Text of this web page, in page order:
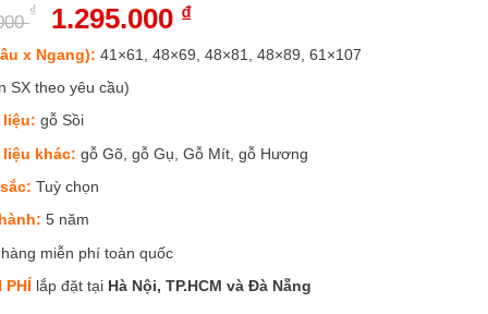
₫ 1.295.000 ₫
x Ngang): 41×61, 48×69, 48×81, 48×89, 61×107
SX theo yêu cầu)
liệu: gỗ Sồi
liệu khác:gỗ Gõ, gỗ Gụ, Gỗ Mít, gỗ Hương
Tuỳ chọn
5 năm
miễn phí toàn quốc
PHÍ lắp đặt tại Hà Nội, TP.HCM và Đà Nẵng